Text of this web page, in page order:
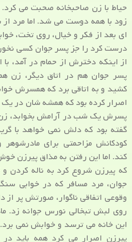
حیاط با زن صاحبخانه صحبت می
زود با همه دوست می شد. اما مرد
ای بعد از فکر و خیال، روی تخت،
درست کرد را جز پسر جوان کسی
از اینکه دخترش از حمام در آمد، با
پسر جوان هم در اتاق دیگر، زن
کشید و به اتاقی برد که همسرش
اصرار کرده بود که همشه شان در یک
پسرش یک شب در آرامش بخوابد، زن
گفته بود که دلش نمی خواهد با
کودکانش مزاحمتی برای
کند. اما این رفتن به مذاق پیرزن
که پیرزن شروع کرد به ناله کردن
جوان، مرد مسافر که در خوابی
وقوعی اتفاقی ناگوار، صورتش پر
روی لبش تبخالی نورس جوانه زد.
این خانه می ترسد و خوابش نمی
پیرزن اصرار می کرد همه باید